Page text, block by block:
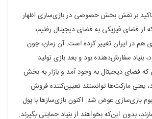
تاکید بر نقش بخش خصوصی در بازی‌سازی اظهار
از فضای فیزیکی به فضای دیجیتال رفتیم،
هم در ایران تغییر کرده است. آن زمان، چون
بنیاد سفارش‌دهنده بود و بعد بازی تولید
که فضای دیجیتال به وجود آمد و بازار به بخش
مارکت‌ها توانستند تعیین‌کننده فروش
بازی‌سازی عوض شد. اکنون بازی‌سازها با پول
بدون این‌که بخواهند از بنیاد حمایتی بگیرند.